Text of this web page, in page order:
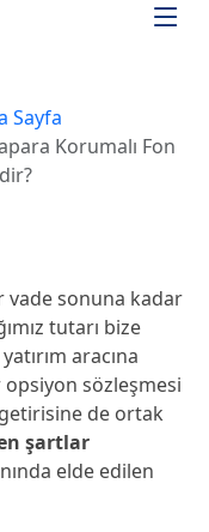
Sayfa
Korumalı Fon
vade sonuna kadar
tutarı bize
aracına
opsiyon sözleşmesi
getirisine de ortak
şartlar
elde edilen